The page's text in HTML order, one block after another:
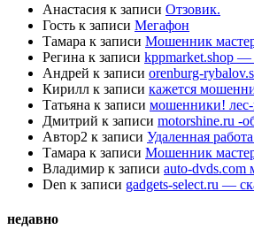
Анастасия к записи Отзовик.
Гость к записи Мегафон
Тамара к записи Мошенник
Регина к записи kppmarket.shop
Андрей к записи orenburg-
Кирилл к записи кажется
Татьяна к записи мошенники!
Дмитрий к записи motorshine.ru -
Автор2 к записи Удаленная
Тамара к записи Мошенник
Владимир к записи auto-
Den к записи gadgets-select.ru —
недавно